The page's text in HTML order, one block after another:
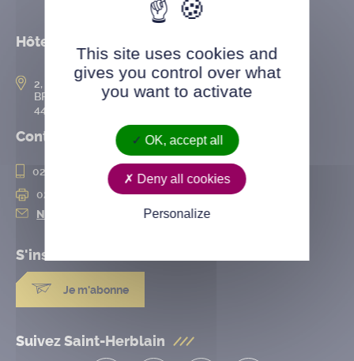
Hôtel de ville
2, rue de l’Hôtel-de-Ville
BP 50167
44802 Saint-Herblain cedex
Contact
02 28 25 20 00
02 28 25 20 10
Nous contacter
S'inscrire à la
Je m'abonne
Suivez Saint-Herblain
This site uses cookies and
gives you control over what
you want to activate
OK, accept all
Deny all cookies
Personalize